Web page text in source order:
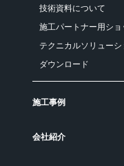
技術資料について
施工パートナー用シ
テクニカルソリューシ
ダウンロード
施工事例
会社紹介